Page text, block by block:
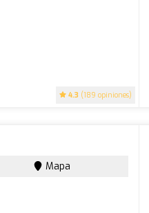
4.3 (189 opiniones)
Mapa